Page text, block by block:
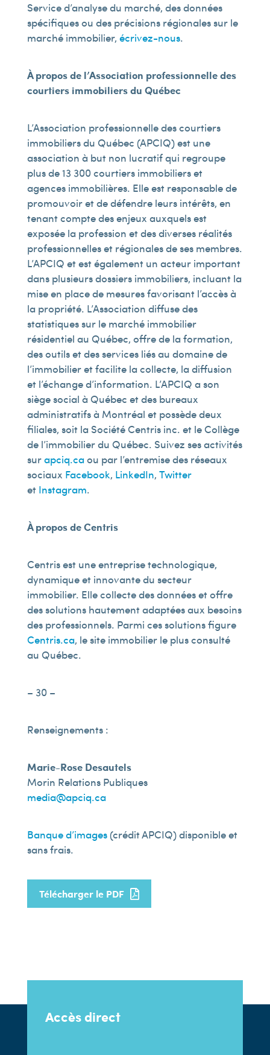
Service d’analyse du marché, des données
spécifiques ou des précisions régionales sur le
marché immobilier, écrivez-nous.
À propos de l’Association professionnelle des
courtiers immobiliers du Québec
L’Association professionnelle des courtiers
immobiliers du Québec (APCIQ) est une
association à but non lucratif qui regroupe
plus de 13 300 courtiers immobiliers et
agences immobilières. Elle est responsable de
promouvoir et de défendre leurs intérêts, en
tenant compte des enjeux auxquels est
exposée la profession et des diverses réalités
professionnelles et régionales de ses membres.
L’APCIQ et est également un acteur important
dans plusieurs dossiers immobiliers, incluant la
mise en place de mesures favorisant l’accès à
la propriété. L’Association diffuse des
statistiques sur le marché immobilier
résidentiel au Québec, offre de la formation,
des outils et des services liés au domaine de
l’immobilier et facilite la collecte, la diffusion
et l’échange d’information. L’APCIQ a son
siège social à Québec et des bureaux
administratifs à Montréal et possède deux
filiales, soit la Société Centris inc. et le Collège
de l’immobilier du Québec. Suivez ses activités
surapciq.caou par l’entremise des réseaux
sociaux Facebook, LinkedIn, Twitter
et Instagram.
À propos de Centris
Centris est une entreprise technologique,
dynamique et innovante du secteur
immobilier. Elle collecte des données et offre
des solutions hautement adaptées aux besoins
des professionnels. Parmi ces solutions figure
Centris.ca, le site immobilier le plus consulté
au Québec.
– 30 –
Renseignements :
Marie-Rose Desautels
Morin Relations Publiques
media@apciq.ca
Banque d’images(crédit APCIQ) disponible et
sans frais.
Télécharger le PDF
Accès direct